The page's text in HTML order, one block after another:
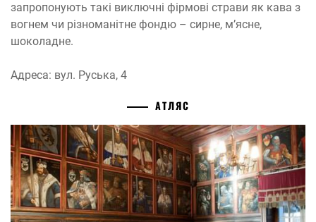
запропонують такі виключні фірмові страви як кава з
вогнем чи різноманітне фондю – сирне, м’ясне,
шоколадне.
Адреса: вул. Руська, 4
АТЛЯС